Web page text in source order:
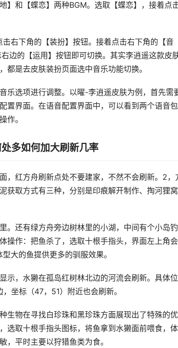
】和【蝶恋】两种BGM。选取【蝶恋】，接着点
右下角的【装扮】按钮。接着点击右下角的【音
边的【运用】按钮即可切换。其实李逍遥这款皮
是去皮肤装扮页面选中音乐功能切换。
乐选项进行调整。以曜-李逍遥皮肤为例，首先需
置界面。在语音配置界面中，可以看到两个语音
作。
多如何加大刷新几率
，红方舟刷新点处不要建家，不然不会刷新。2，
取方式有三种，分别是印痕解开制作、掏河狸窝
。还有绿方舟旁边树林里的小湖，中间有个小岛
操作：把鱼杀了，选取十根手指头，界面左上角
大的鱼提供更多的驯服效果。
示，水獭在孤岛红树林北边的河流会刷新。具体
坐标（47，51）附近也会刷新。
生物在寻找白珍珠和黑珍珠方面展现出了特殊的优
选取十根手指头图标，将鱼拿到水獭面前喂食，
，平时主要以狩猎鱼类为食。